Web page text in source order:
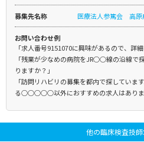
募集先名称 医療法人参篤会 高原
お問い合わせ例
「求人番号9151070に興味があるので、詳
「残業が少なめの病院をJR○○線の沿線で
りますか？」
「訪問リハビリの募集を都内で探していま
る○○○○○以外におすすめの求人はありま
他の臨床検査技